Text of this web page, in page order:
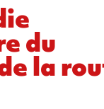
du
la